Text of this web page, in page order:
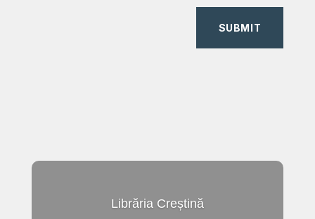
SUBMIT
Librăria Creștină